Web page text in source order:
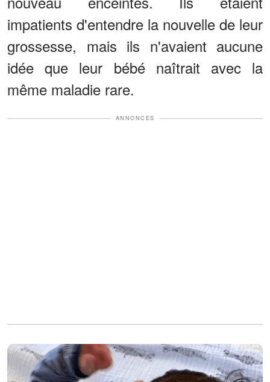
impatients d'entendre la nouvelle de leur
grossesse, mais ils n'avaient aucune
idée que leur bébé naîtrait avec la
même maladie rare.
ANNONCES